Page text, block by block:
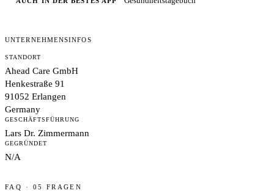
UNTERNEHMENSINFOS
STANDORT
Ahead Care GmbH
Henkestraße 91
91052 Erlangen
Germany
GESCHÄFTSFÜHRUNG
Lars Dr. Zimmermann
GEGRÜNDET
N/A
FAQ · 05 FRAGEN